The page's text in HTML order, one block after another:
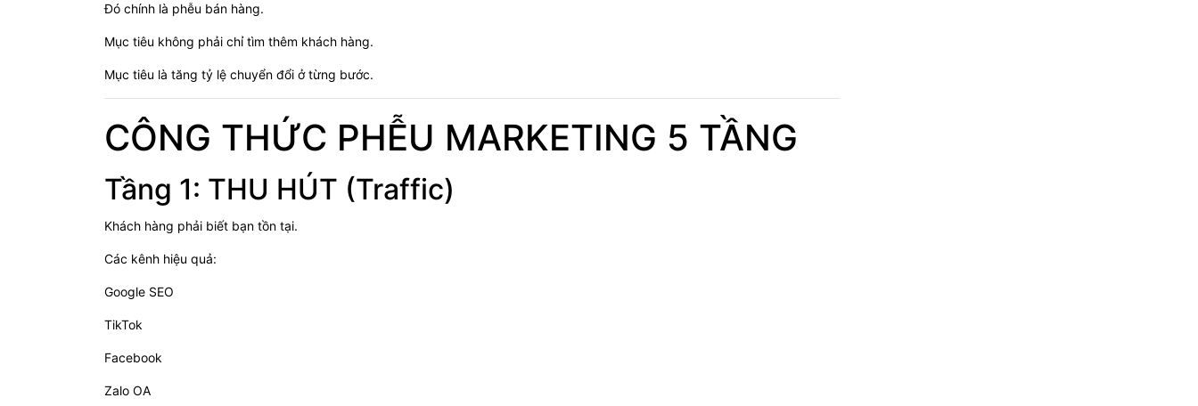
Đó chính là phễu bán hàng.
Mục tiêu không phải chỉ tìm thêm khách hàng.
Mục tiêu là tăng tỷ lệ chuyển đổi ở từng bước.
CÔNG THỨC PHỄU MARKETING 5 TẦNG
Tầng 1: THU HÚT (Traffic)
Khách hàng phải biết bạn tồn tại.
Các kênh hiệu quả:
Google SEO
TikTok
Facebook
Zalo OA